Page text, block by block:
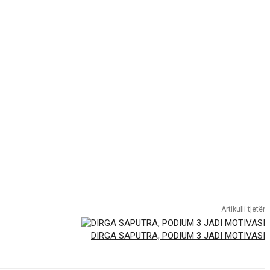
Artikulli tjetër
DIRGA SAPUTRA, PODIUM 3 JADI MOTIVASI